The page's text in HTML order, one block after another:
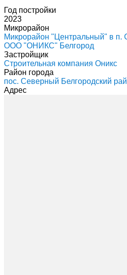
Год постройки
2023
Микрорайон
Микрорайон "Центральный" в п.
ООО "ОНИКС" Белгород
Застройщик
Строительная компания Оникс
Район города
пос. Северный Белгородский
Адрес